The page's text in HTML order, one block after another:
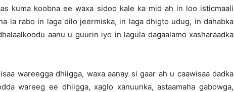
kuma koobna ee waxa sidoo kale ka mid ah in loo isticmaali
la rabo in laga dilo jeermiska, in laga dhigto udug, in dahabka
aanu u guurin iyo in lagula dagaalamo xasharaadka
wareegga dhiigga, waxa aanay si gaar ah u caawisaa dadka
wareeg ee dhiigga, xaglo xanuunka, astaamaha gabowga,